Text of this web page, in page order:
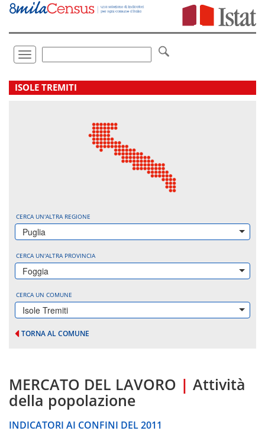
Vai
direttamente
Toggle
navigation
.
ISOLE TREMITI
CERCA UN'ALTRA REGIONE
Puglia
CERCA UN'ALTRA PROVINCIA
Foggia
CERCA UN COMUNE
Isole Tremiti
TORNA AL COMUNE
MERCATO DEL LAVORO | Attività
della popolazione
INDICATORI AI CONFINI DEL 2011